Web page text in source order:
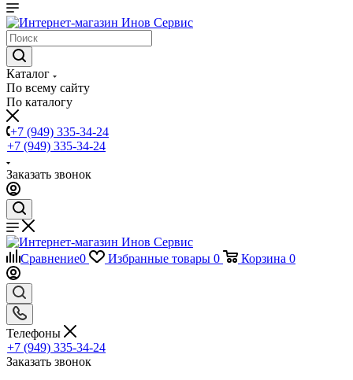
Каталог
По всему сайту
По каталогу
+7 (949) 335-34-24
+7 (949) 335-34-24
Заказать звонок
Сравнение0 Избранные товары 0 Корзина 0
Телефоны
+7 (949) 335-34-24
Заказать звонок